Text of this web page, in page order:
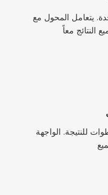
يتعامل المحول مع
للنتيجة. الواجهة